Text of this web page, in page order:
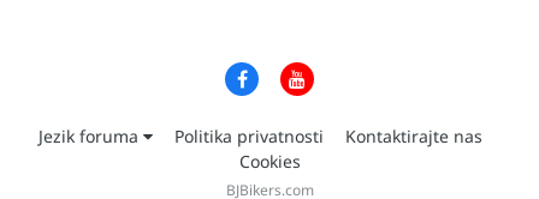
Jezik foruma Politika privatnosti
Kontaktirajte nas
Cookies
BJBikers.com